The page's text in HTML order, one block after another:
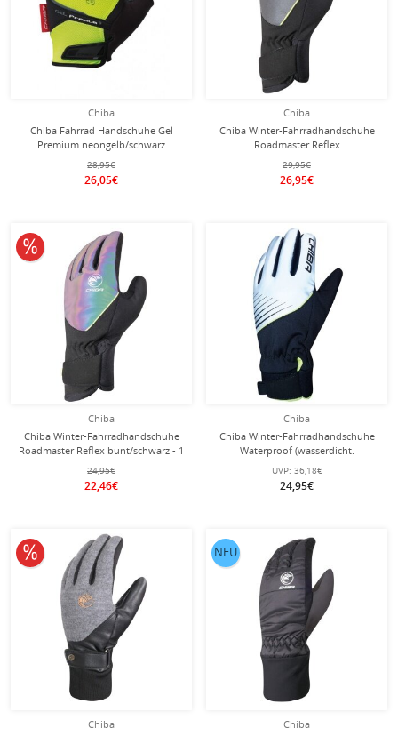
Chiba
Chiba Fahrrad Handschuhe Gel
Premium neongelb/schwarz
28,95€
26,05€
Chiba
Chiba Winter-Fahrradhandschuhe
Roadmaster Reflex
dunkelgrau/schwarz - 1 Paar
29,95€
26,95€
Chiba
Chiba Winter-Fahrradhandschuhe
Roadmaster Reflex bunt/schwarz - 1
Paar
24,95€
22,46€
10% reduziert
Chiba
Chiba Winter-Fahrradhandschuhe
Waterproof (wasserdicht.
reflektierend) silber/schwarz Kinder
- 1 Paar
UVP: 36,18€
24,95€
Chiba
10% reduziert
Chiba
NEU